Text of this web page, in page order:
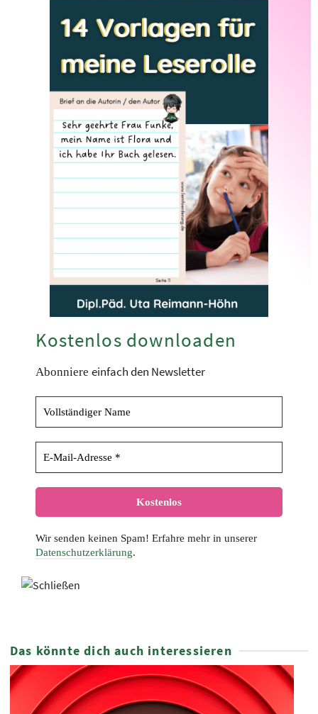
Kostenlos downloaden
Abonniere einfach den Newsletter
Wir senden keinen Spam! Erfahre mehr in unserer
Datenschutzerklärung.
Das könnte dich auch interessieren